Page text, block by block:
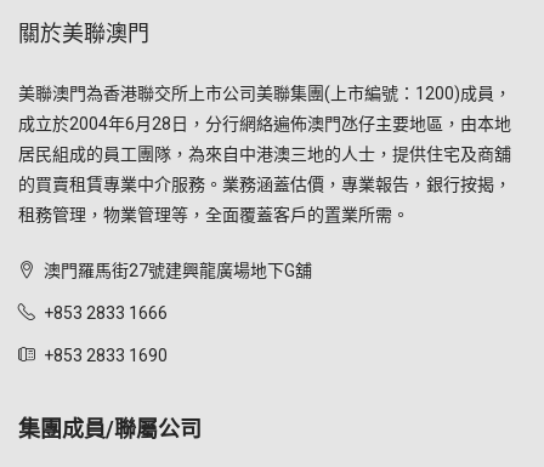
關於美聯澳門
美聯澳門為香港聯交所上市公司美聯集團(上市編號：1200)成員，
成立於2004年6月28日，分行網絡遍佈澳門氹仔主要地區，由本地
居民組成的員工團隊，為來自中港澳三地的人士，提供住宅及商舖
的買賣租賃專業中介服務。業務涵蓋估價，專業報告，銀行按揭，
租務管理，物業管理等，全面覆蓋客戶的置業所需。
澳門羅馬街27號建興龍廣場地下G舖
+853 2833 1666
+853 2833 1690
集團成員/聯屬公司